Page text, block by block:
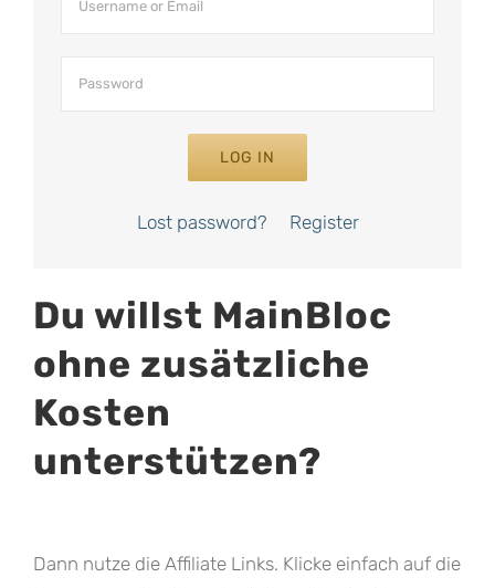
LOG IN
Lost password? Register
Du willst MainBloc
ohne zusätzliche
Kosten
unterstützen?
Dann nutze die Affiliate Links. Klicke einfach auf die